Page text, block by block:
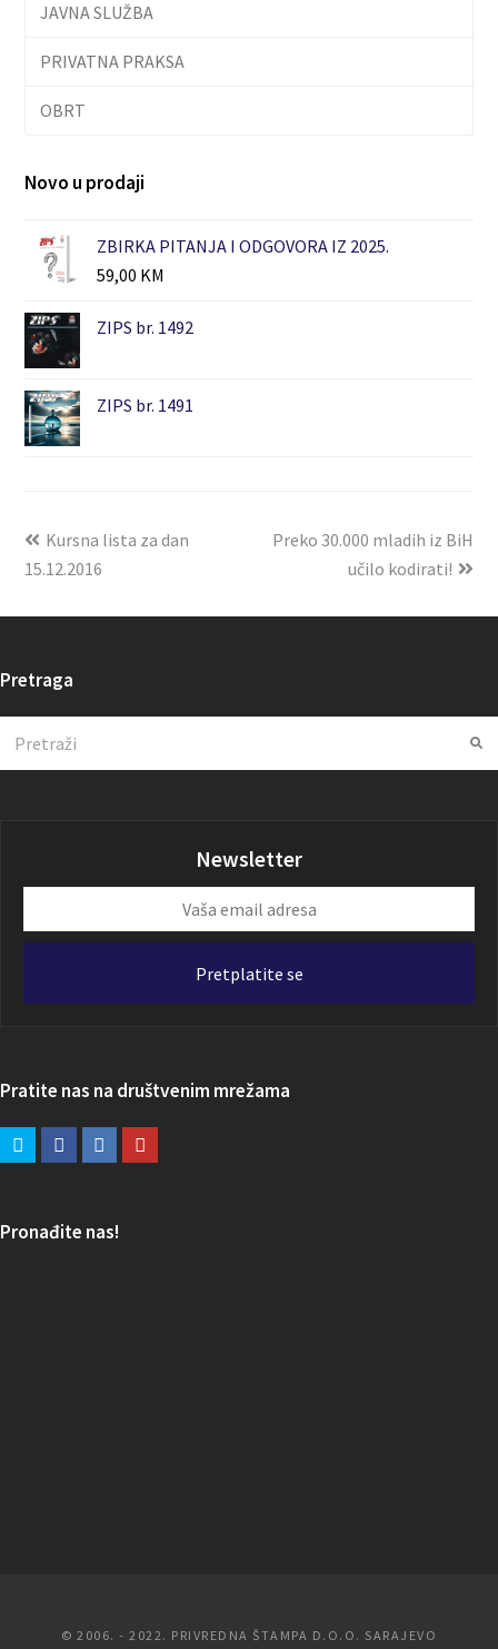
JAVNA SLUŽBA
PRIVATNA PRAKSA
OBRT
Novo u prodaji
ZBIRKA PITANJA I ODGOVORA IZ 2025.
59,00 KM
ZIPS br. 1492
ZIPS br. 1491
Kursna lista za dan
15.12.2016
Preko 30.000 mladih iz BiH
učilo kodirati!
Pretraga
Newsletter
email
Pretplatite se
Pratite nas na društvenim mrežama
Pronađite nas!
© 2006. - 2022. PRIVREDNA ŠTAMPA D.O.O. SARAJEVO